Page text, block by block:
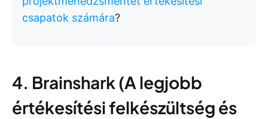
csapatok számára?
4. Brainshark (A legjobb
értékesítési felkészültség és